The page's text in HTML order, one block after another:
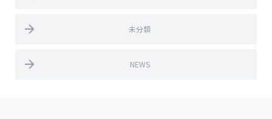
未分類
NEWS